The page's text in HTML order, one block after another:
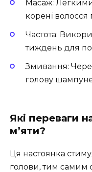
Масаж: Легкими
корені волосся
Частота:
тиждень для
Змивання:
голову
Які переваги
м’яти?
Ця настоянка
голови, тим самим